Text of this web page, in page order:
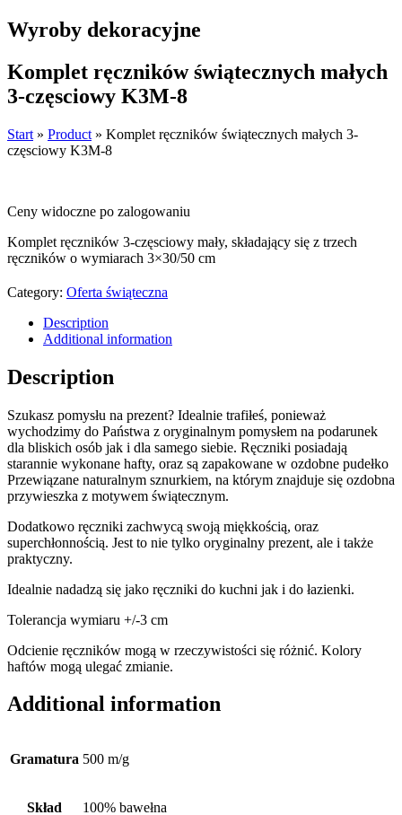
Wyroby dekoracyjne
Komplet ręczników świątecznych małych
3-częsciowy K3M-8
Start » Product » Komplet ręczników świątecznych małych 3-
częsciowy K3M-8
Ceny widoczne po zalogowaniu
Komplet ręczników 3-częsciowy mały, składający się z trzech
ręczników o wymiarach 3×30/50 cm
Category: Oferta świąteczna
Description
Additional information
Description
Szukasz pomysłu na prezent? Idealnie trafiłeś, ponieważ
wychodzimy do Państwa z oryginalnym pomysłem na podarunek
dla bliskich osób jak i dla samego siebie. Ręczniki posiadają
starannie wykonane hafty, oraz są zapakowane w ozdobne pudełko
Przewiązane naturalnym sznurkiem, na którym znajduje się ozdobna
przywieszka z motywem świątecznym.
Dodatkowo ręczniki zachwycą swoją miękkością, oraz
superchłonnością. Jest to nie tylko oryginalny prezent, ale i także
praktyczny.
Idealnie nadadzą się jako ręczniki do kuchni jak i do łazienki.
Tolerancja wymiaru +/-3 cm
Odcienie ręczników mogą w rzeczywistości się różnić. Kolory
haftów mogą ulegać zmianie.
Additional information
Gramatura 500 m/g
Skład 100% bawełna